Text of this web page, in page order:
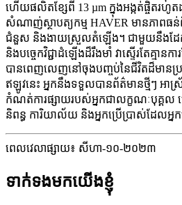
ហើយផលិតខ្សែពី 13 µm ក្នុងអង្កត់ផ្ចិតរហូ
សំណាញ់ស្ថាបត្យកម្ម HAVER មានភាពធន់
ជំនួស និងងាយស្រួលតំឡើង។ ជាមួយនឹងដែ
និងបច្ចេកវិជ្ជាដំឡើងដ៏រឹងមាំ វាស្ទើរតែគ្មាន
បានពេញលេញនៅចុងបញ្ចប់នៃជីវិតដ៏មានប្
ឥឡូវនេះ អ្នកនឹងទទួលបានព័ត៌មានថ្មីៗ អាស្រ័
កំណត់ការផ្សាយរបស់អ្នកជាលក្ខណៈបុគ្គល ហ
និពន្ធ ការិយាល័យ និងអ្នកប្រើប្រាស់ដែលអ្ន
ពេលវេលាផ្សាយ៖ សីហា-១០-២០២៣
ទាក់ទងមកយើងខ្ញុំ